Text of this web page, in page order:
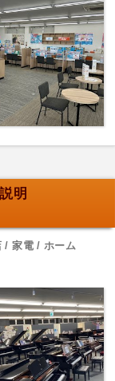
明
/ 家電 / ホーム